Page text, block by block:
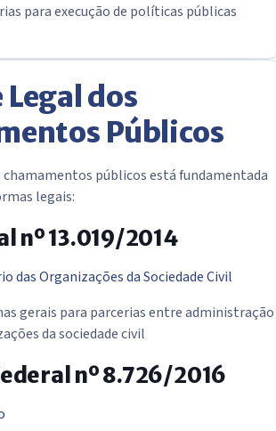
para execução de políticas públicas
Legal dos
Públicos
chamamentos públicos está fundamentada
legais:
nº 13.019/2014
das Organizações da Sociedade Civil
gerais para parcerias entre administração
da sociedade civil
nº 8.726/2016